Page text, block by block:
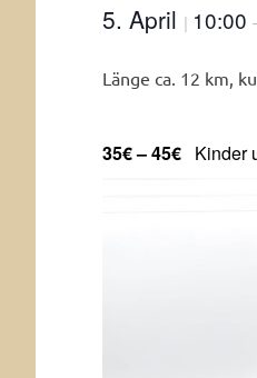
5. April | 10:00
Länge ca. 12 km,
35€ – 45€ Kinder